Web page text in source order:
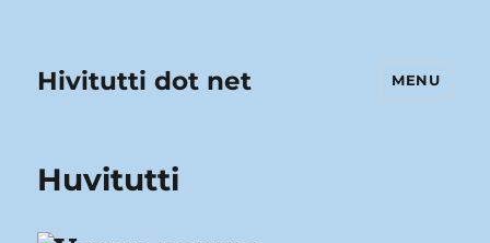
Hivitutti dot net MENU
Huvitutti